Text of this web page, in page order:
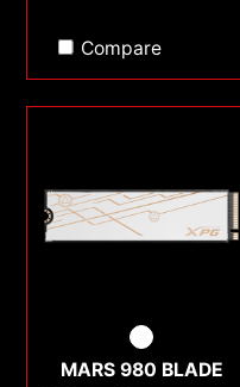
Compare
MARS 980 BLADE